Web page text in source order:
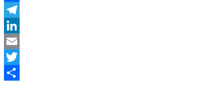
Facebook
Telegram
LinkedIn
Email
Twitter